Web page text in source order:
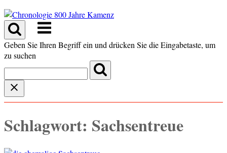
Skip
to
content
Menu
Geben Sie Ihren Begriff ein und drücken Sie die Eingabetaste, um
zu suchen
Schlagwort: Sachsentreue